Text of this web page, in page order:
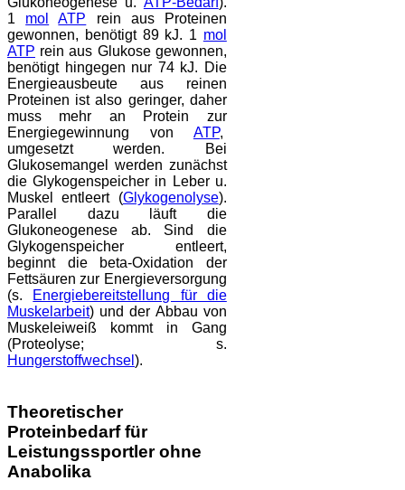
1 mol ATP rein aus Proteinen
gewonnen, benötigt 89 kJ. 1 mol
ATP rein aus Glukose gewonnen,
benötigt hingegen nur 74 kJ. Die
Energieausbeute aus reinen
Proteinen ist also geringer, daher
muss mehr an Protein zur
Energiegewinnung von ATP,
umgesetzt werden. Bei
Glukosemangel werden zunächst
die Glykogenspeicher in Leber u.
Muskel entleert (Glykogenolyse).
Parallel dazu läuft die
Glukoneogenese ab. Sind die
Glykogenspeicher entleert,
beginnt die beta-Oxidation der
Fettsäuren zur Energieversorgung
(s.
Energiebereitstellung für die
Muskelarbeit) und der Abbau von
Muskeleiweiß kommt in Gang
(Proteolyse; s.
Hungerstoffwechsel ).
Theoretischer
Proteinbedarf für
Leistungssportler ohne
Anabolika